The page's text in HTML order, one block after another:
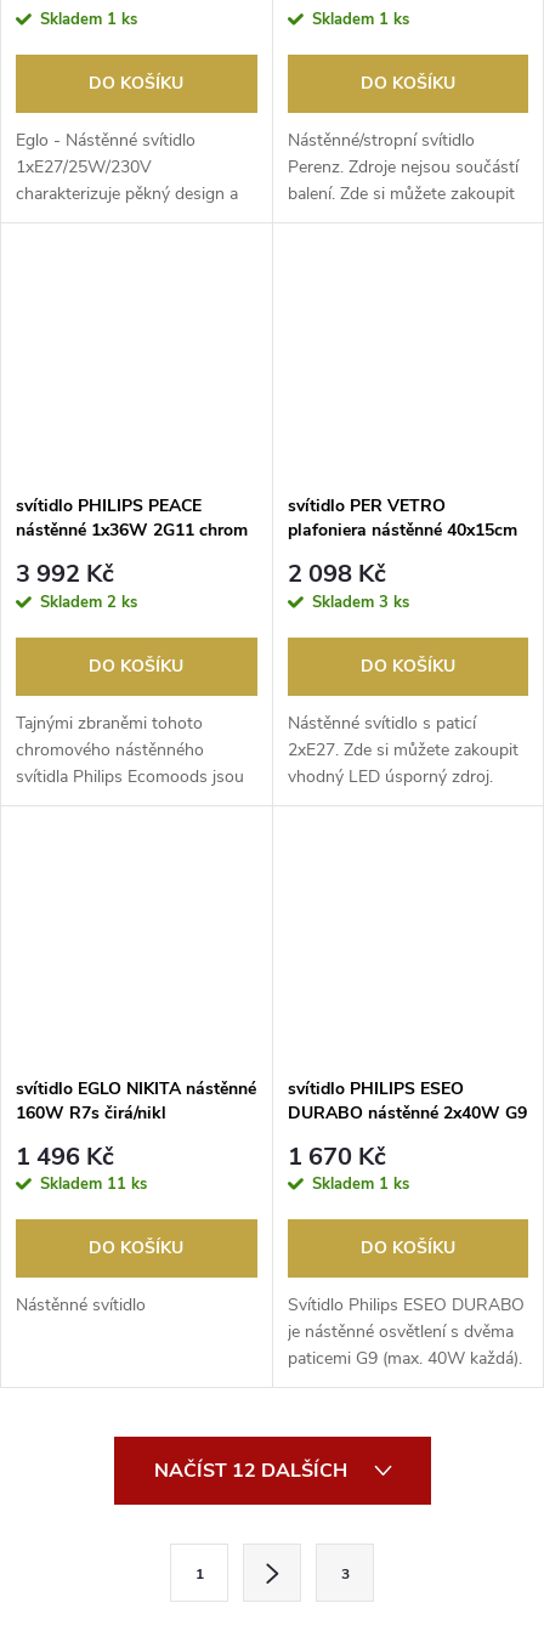
Skladem 1 ks
DO KOŠÍKU
Eglo - Nástěnné svítidlo
1xE27/25W/230V
charakterizuje pěkný design a
funkční provedení. Do svítidla...
Skladem 1 ks
DO KOŠÍKU
Nástěnné/stropní svítidlo
Perenz. Zdroje nejsou součástí
balení. Zde si můžete zakoupit
vhodné LED ú...
svítidlo PHILIPS PEACE
nástěnné 1x36W 2G11 chrom
3 992 Kč
Skladem 2 ks
DO KOŠÍKU
Tajnými zbraněmi tohoto
chromového nástěnného
svítidla Philips Ecomoods jsou
čisté linie a něžné kři...
svítidlo PER VETRO
plafoniera nástěnné 40x15cm
2 098 Kč
Skladem 3 ks
DO KOŠÍKU
Nástěnné svítidlo s paticí
2xE27. Zde si můžete zakoupit
vhodný LED úsporný zdroj.
svítidlo EGLO NIKITA nástěnné
160W R7s čirá/nikl
1 496 Kč
Skladem 11 ks
DO KOŠÍKU
Nástěnné svítidlo
svítidlo PHILIPS ESEO
DURABO nástěnné 2x40W G9
1 670 Kč
Skladem 1 ks
DO KOŠÍKU
Svítidlo Philips ESEO DURABO
je nástěnné osvětlení s dvěma
paticemi G9 (max. 40W každá).
Má matný c...
NAČÍST 12 DALŠÍCH
1 3